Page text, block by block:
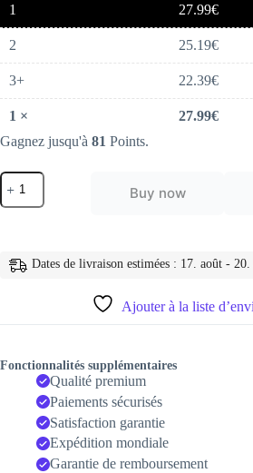
1 27.99€
2 25.19€
3+ 22.39€
1 × 27.99€
Gagnez jusqu'à 81 Points.
quantité
de
Réflecteur
Buy now
Dates de livraison estimées : 17. août - 20.
Ajouter à la liste
Fonctionnalités supplémentaires
Qualité premium
Paiements sécurisés
Satisfaction garantie
Expédition mondiale
Garantie de remboursement